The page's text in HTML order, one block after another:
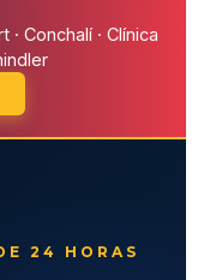
· Conchalí · Clínica
24 HORAS